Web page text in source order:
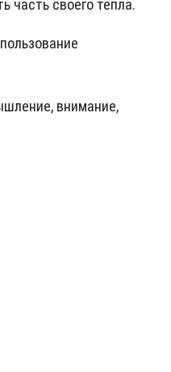
часть своего тепла.
внимание,